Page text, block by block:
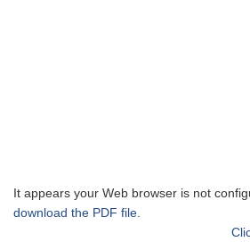
It appears your Web browser is not
download the PDF file.